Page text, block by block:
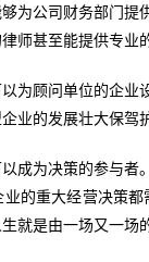
为公司财务部门
师甚至能提供专业
为顾问单位的企
业的发展壮大保驾
成为决策的参与
的重大经营决策
就是由一场又一场